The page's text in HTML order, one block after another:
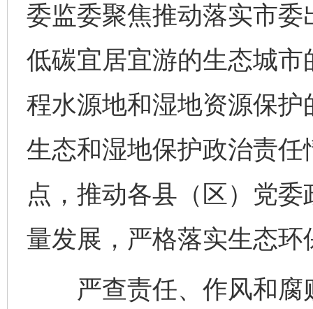
委监委聚焦推动落实市
低碳宜居宜游的生态城
程水源地和湿地资源保
生态和湿地保护政治责
点，推动各县（区）党
量发展，严格落实生态环
严查责任、作风和腐